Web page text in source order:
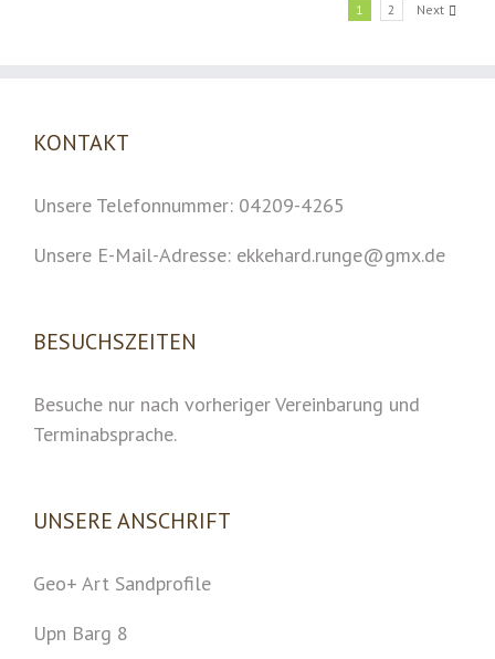
1 2 Next
KONTAKT
Unsere Telefonnummer: 04209-4265
Unsere E-Mail-Adresse: ekkehard.runge@gmx.de
BESUCHSZEITEN
Besuche nur nach vorheriger Vereinbarung und
Terminabsprache.
UNSERE ANSCHRIFT
Geo+ Art Sandprofile
Upn Barg 8